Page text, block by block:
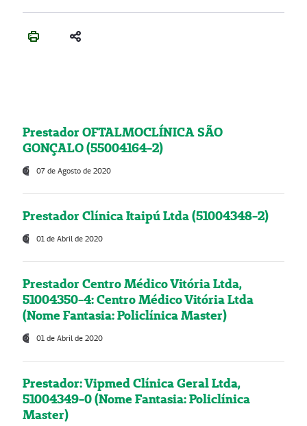
Prestador OFTALMOCLÍNICA SÃO
GONÇALO (55004164-2)
07 de Agosto de 2020
Prestador Clínica Itaipú Ltda (51004348-2)
01 de Abril de 2020
Prestador Centro Médico Vitória Ltda,
51004350-4: Centro Médico Vitória Ltda
(Nome Fantasia: Policlínica Master)
01 de Abril de 2020
Prestador: Vipmed Clínica Geral Ltda,
51004349-0 (Nome Fantasia: Policlínica
Master)